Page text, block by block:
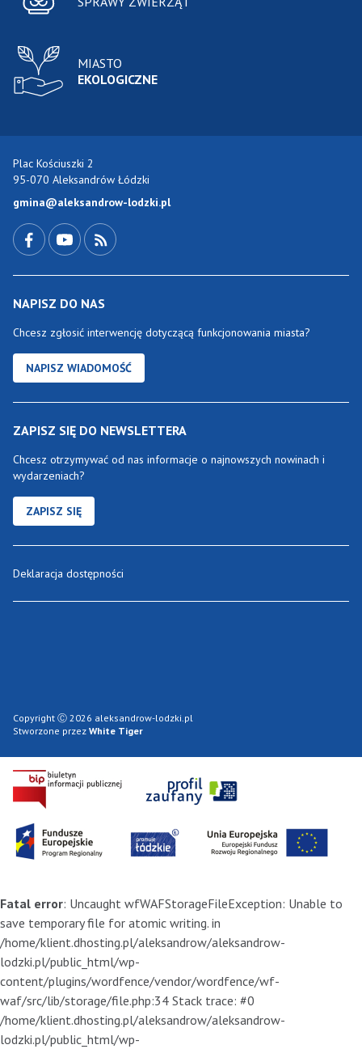
MIASTO
EKOLOGICZNE
Plac Kościuszki 2
95-070 Aleksandrów Łódzki
gmina@aleksandrow-lodzki.pl
NAPISZ DO NAS
Chcesz zgłosić interwencję dotyczącą funkcjonowania miasta?
NAPISZ WIADOMOŚĆ
ZAPISZ SIĘ DO NEWSLETTERA
Chcesz otrzymywać od nas informacje o najnowszych nowinach i
wydarzeniach?
ZAPISZ SIĘ
Deklaracja dostępności
Copyright Ⓒ 2026 aleksandrow-lodzki.pl
Stworzone przez White Tiger
Fatal error: Uncaught wfWAFStorageFileException: Unable to
save temporary file for atomic writing. in
/home/klient.dhosting.pl/aleksandrow/aleksandrow-
lodzki.pl/public_html/wp-
content/plugins/wordfence/vendor/wordfence/wf-
waf/src/lib/storage/file.php:34 Stack trace: #0
/home/klient.dhosting.pl/aleksandrow/aleksandrow-
lodzki.pl/public_html/wp-